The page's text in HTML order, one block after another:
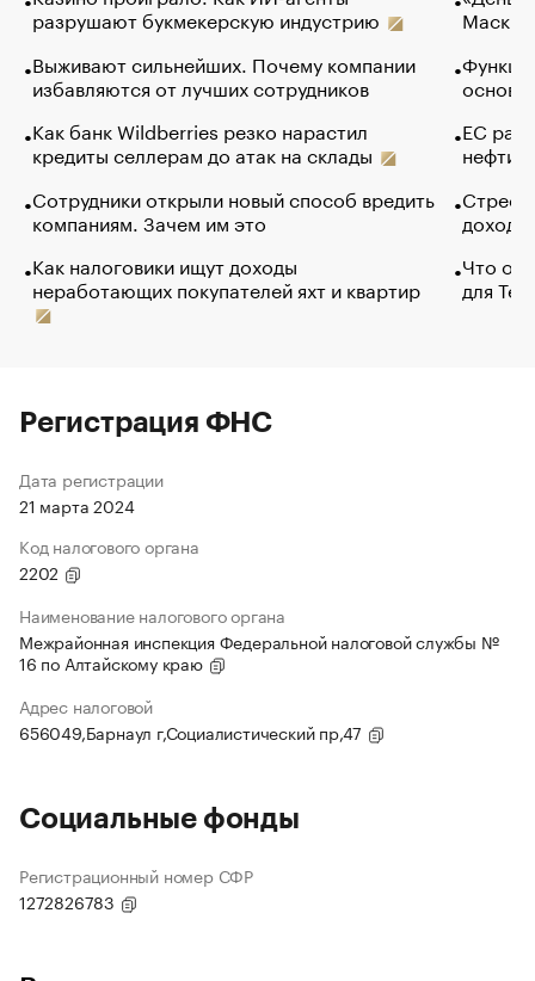
разрушают букмекерскую индустрию
Выживают сильнейших. Почему компании
избавляются от лучших сотрудников
Как банк Wildberries резко нарастил
кредиты селлерам до атак на склады
Сотрудники открыли новый способ вредить
компаниям. Зачем им это
Как налоговики ищут доходы
неработающих покупателей яхт и квартир
Маск в
основ
ЕС
нефти
Что
для
Регистрация ФНС
Дата регистрации
21 марта 2024
Код налогового органа
2202
Наименование налогового органа
Межрайонная инспекция Федеральной налоговой службы №
16 по Алтайскому краю
Адрес налоговой
656049,Барнаул г,Социалистический пр,47
Социальные фонды
Регистрационный номер СФР
1272826783